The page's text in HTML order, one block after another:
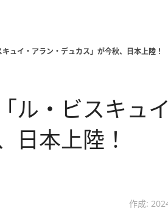
ュイ・アラン・デュカス」が今秋、日本上陸！
ル・ビスキュ
日本上陸！
作成: